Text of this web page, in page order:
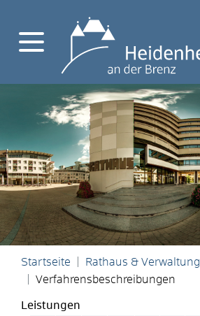
Startseite Rathaus & Verwaltung
Verfahrensbeschreibungen
Leistungen